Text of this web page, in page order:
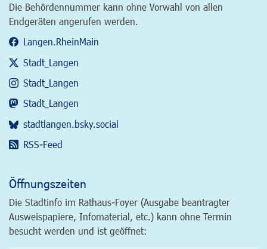
Die Behördennummer kann ohne Vorwahl von allen
Endgeräten angerufen werden.
Langen.RheinMain
Stadt_Langen
Stadt_Langen
Stadt_Langen
stadtlangen.bsky.social
RSS-Feed
Öffnungszeiten
Die Stadtinfo im Rathaus-Foyer (Ausgabe beantragter
Ausweispapiere, Infomaterial, etc.) kann ohne Termin
besucht werden und ist geöffnet: